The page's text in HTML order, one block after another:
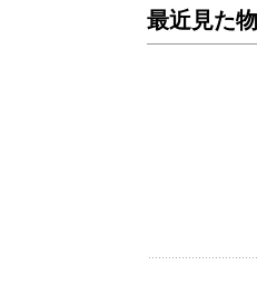
最近見た